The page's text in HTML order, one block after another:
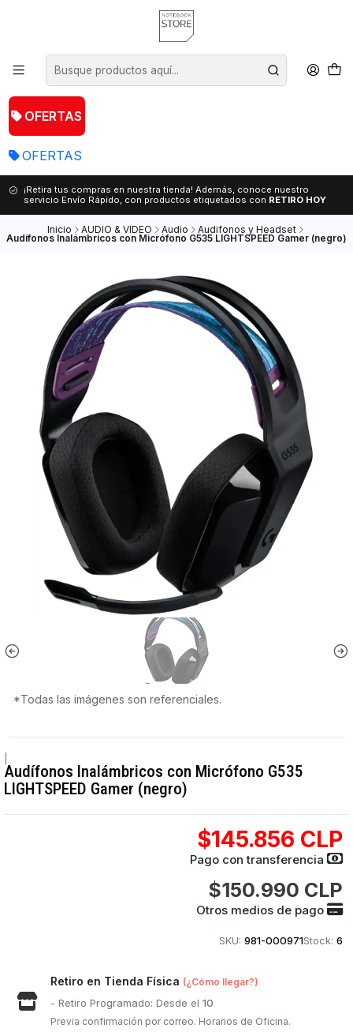
OFERTAS
OFERTAS
¡Retira tus compras en nuestra tienda! Además, conoce nuestro
servicio Envío Rápido, con productos etiquetados con RETIRO HOY
Inicio AUDIO & VIDEO Audio Audifonos y Headset
Audífonos Inalámbricos con Micrófono G535 LIGHTSPEED Gamer (negro)
*Todas las imágenes son referenciales.
Audífonos Inalámbricos con Micrófono G535
LIGHTSPEED Gamer (negro)
$145.856 CLP
Pago con transferencia
$150.990 CLP
Otros medios de pago
SKU: 981-000971Stock: 6
Retiro en Tienda Física (¿Cómo llegar?)
- Retiro Programado: Desde el10
Previa confirmación por correo. Horarios de Oficina.